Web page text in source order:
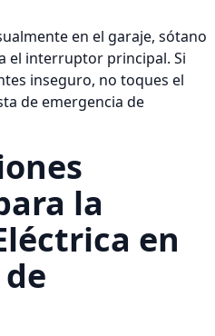
en el garaje, sótano
el interruptor principal. Si
inseguro, no toques el
de emergencia de
la
en